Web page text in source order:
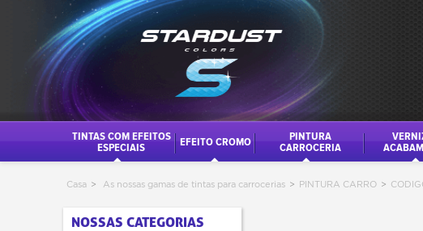
TINTAS COM EFEITOS
ESPECIAIS
EFEITO CROMO
PINTURA
CARROCERIA
Casa > As nossas gamas de tintas para carrocerias > PINTURA CARRO >
NOSSAS CATEGORIAS